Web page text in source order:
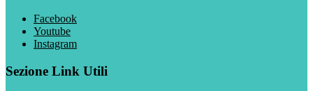
Facebook
Youtube
Instagram
Sezione Link Utili